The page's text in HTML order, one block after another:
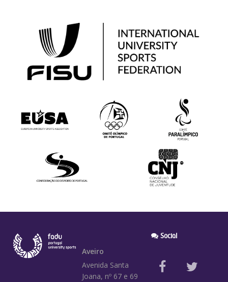
Aveiro
Avenida Santa
Joana, nº 67 e 69
Social